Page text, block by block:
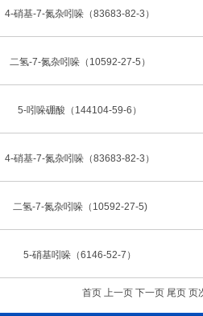
4-硝基-7-氮杂吲哚（83683-82-3）
二氢-7-氮杂吲哚（10592-27-5）
5-吲哚硼酸（144104-59-6）
4-硝基-7-氮杂吲哚（83683-82-3）
二氢-7-氮杂吲哚（10592-27-5)
5-硝基吲哚（6146-52-7）
首页 上一页 下一页 尾页 页